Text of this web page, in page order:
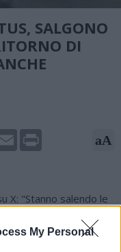
My Personal
SALGONO
DI
Email aA
X: "Stanno salendo le
Spalletti che ha rotto
potrebbe